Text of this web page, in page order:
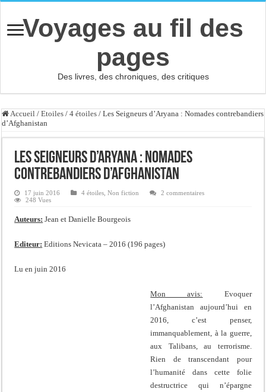
Voyages au fil des
pages
Des livres, des chroniques, des critiques
Accueil / Etoiles / 4 étoiles / Les Seigneurs d’Aryana : Nomades contrebandiers
d’Afghanistan
Les Seigneurs d’Aryana : Nomades
contrebandiers d’Afghanistan
17 juin 2016 4 étoiles ,Non fiction
2 commentaires
248 Vues
Auteurs: Jean et Danielle Bourgeois
Editeur: Editions Nevicata – 2016 (196 pages)
Lu en juin 2016
Mon avis: Evoquer
l’Afghanistan aujourd’hui en
2016, c’est penser,
immanquablement, à la guerre,
aux Talibans, au terrorisme.
Rien de transcendant pour
l’humanité dans cette folie
destructrice qui n’épargne